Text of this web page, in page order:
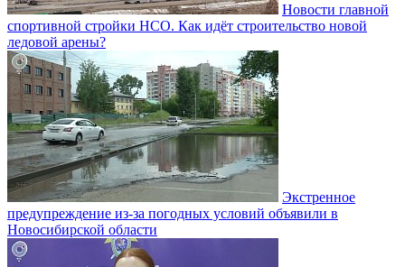
Новости главной
спортивной стройки НСО. Как идёт строительство новой
ледовой арены?
Экстренное
предупреждение из-за погодных условий объявили в
Новосибирской области